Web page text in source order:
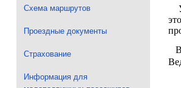
Схема маршрутов
Проездные документы
Страхование
Информация для